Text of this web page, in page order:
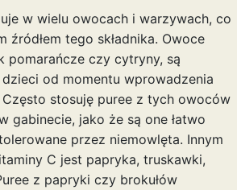
w wielu owocach i warzywach, co
źródłem tego składnika. Owoce
pomarańcze czy cytryny, są
od momentu wprowadzenia
Często stosuję puree z tych owoców
gabinecie, jako że są one łatwo
przez niemowlęta. Innym
C jest papryka, truskawki,
z papryki czy brokułów